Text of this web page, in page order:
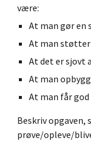
være:
At man gør en
At man
At det er sjovt
At man
At man får
Beskriv opgaven,
prøve/opleve/